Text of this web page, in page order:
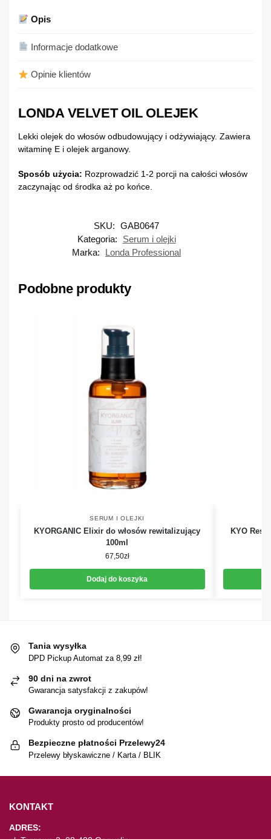
Opis
Informacje dodatkowe
Opinie klientów
LONDA VELVET OIL OLEJEK
Lekki olejek do włosów odbudowujący i odżywiający. Zawiera
witaminę E i olejek arganowy.
Sposób użycia: Rozprowadzić 1-2 porcji na całości włosów
zaczynając od środka aż po końce.
SKU: GAB0647
Kategoria:
Serum i olejki
Marka:
Londa Professional
Podobne produkty
SERUM I OLEJKI
KYORGANIC Elixir do włosów rewitalizujący
100ml
67,50zł
Dodaj do koszyka
KYO
Tania wysyłka
DPD Pickup Automat za 8,99 zł!
90 dni na zwrot
Gwarancja satysfakcji z zakupów!
Gwarancja oryginalności
Produkty prosto od producentów!
Bezpieczne płatności Przelewy24
Przelewy błyskawiczne / Karta / BLIK
KONTAKT
ADRES: